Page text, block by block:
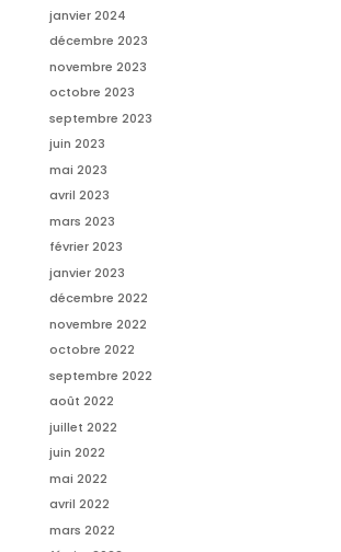
janvier 2024
décembre 2023
novembre 2023
octobre 2023
septembre 2023
juin 2023
mai 2023
avril 2023
mars 2023
février 2023
janvier 2023
décembre 2022
novembre 2022
octobre 2022
septembre 2022
août 2022
juillet 2022
juin 2022
mai 2022
avril 2022
mars 2022